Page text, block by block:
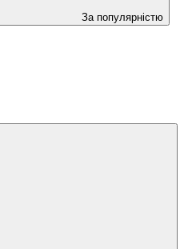
За популярністю